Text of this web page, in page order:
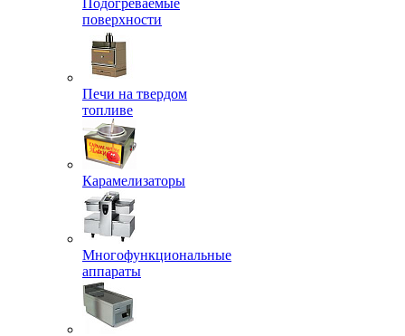
поверхности
Печи на твердом
топливе
Карамелизаторы
Многофункциональные
аппараты